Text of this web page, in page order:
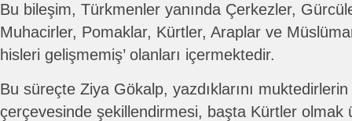
Bu bileşim, Türkmenler yanında Çerkezler,
Muhacirler, Pomaklar, Kürtler, Araplar ve
hisleri gelişmemiş’ olanları içermektedir.
Bu süreçte Ziya Gökalp, yazdıklarını
çerçevesinde şekillendirmesi, başta Kürtler olmak